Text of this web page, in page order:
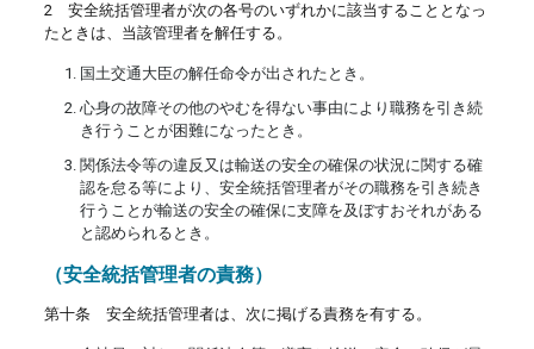
2 安全統括管理者が次の各号のいずれかに該当することとなっ
たときは、当該管理者を解任する。
国土交通大臣の解任命令が出されたとき。
心身の故障その他のやむを得ない事由により職務を引き続
き行うことが困難になったとき。
関係法令等の違反又は輸送の安全の確保の状況に関する確
認を怠る等により、安全統括管理者がその職務を引き続き
行うことが輸送の安全の確保に支障を及ぼすおそれがある
と認められるとき。
（安全統括管理者の責務）
第十条 安全統括管理者は、次に掲げる責務を有する。